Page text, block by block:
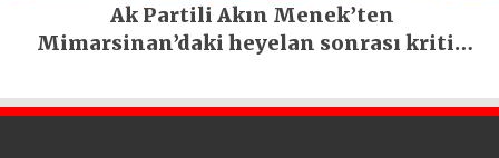
Ak Partili Akın Menek’ten
Mimarsinan’daki heyelan sonrası kritik